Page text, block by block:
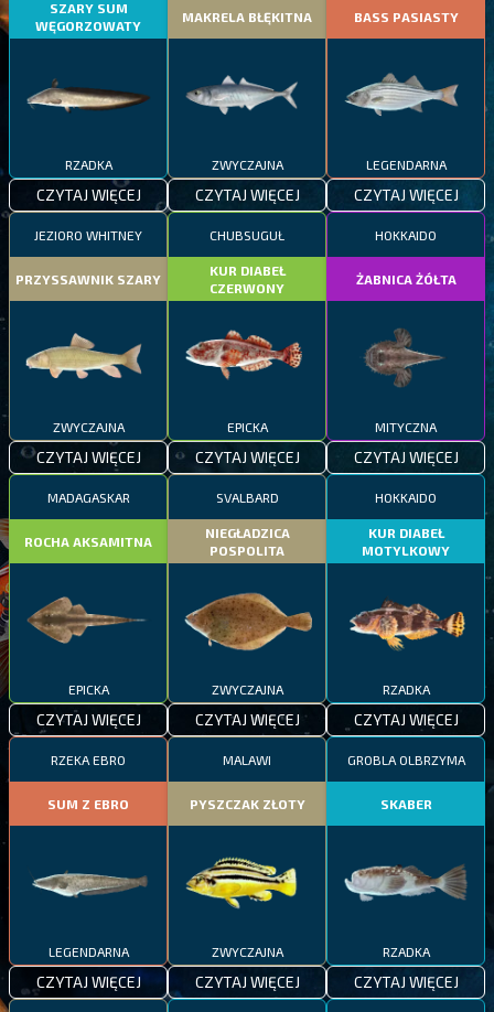
SZARY SUM
WĘGORZOWATY
RZADKA
CZYTAJ WIĘCEJ
MAKRELA BŁĘKITNA
ZWYCZAJNA
CZYTAJ WIĘCEJ
BASS PASIASTY
LEGENDARNA
CZYTAJ WIĘCEJ
JEZIORO WHITNEY
PRZYSSAWNIK SZARY
ZWYCZAJNA
CZYTAJ WIĘCEJ
CHUBSUGUŁ
KUR DIABEŁ
CZERWONY
EPICKA
CZYTAJ WIĘCEJ
HOKKAIDO
ŻABNICA ŻÓŁTA
MITYCZNA
CZYTAJ WIĘCEJ
MADAGASKAR
ROCHA AKSAMITNA
EPICKA
CZYTAJ WIĘCEJ
SVALBARD
NIEGŁADZICA
POSPOLITA
ZWYCZAJNA
CZYTAJ WIĘCEJ
HOKKAIDO
KUR DIABEŁ
MOTYLKOWY
RZADKA
CZYTAJ WIĘCEJ
RZEKA EBRO
SUM Z EBRO
LEGENDARNA
CZYTAJ WIĘCEJ
MALAWI
PYSZCZAK ZŁOTY
ZWYCZAJNA
CZYTAJ WIĘCEJ
GROBLA OLBRZYMA
SKABER
RZADKA
CZYTAJ WIĘCEJ